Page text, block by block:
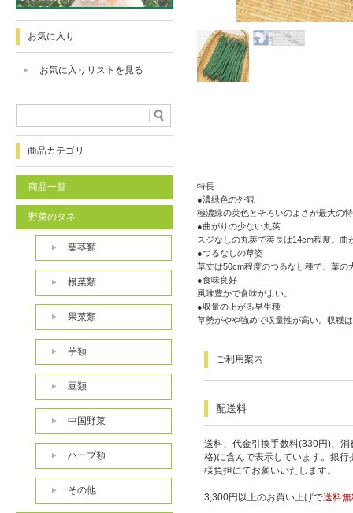
特長
●濃緑色の外観
極濃緑の莢色とそろいのよさが最大の
●曲がりの少ない丸莢
スジなしの丸莢で莢長は14cm程度。曲
●つるなしの草姿
草丈は50cm程度のつるなし種で、葉の
●食味良好
風味豊かで食味がよい。
●収量の上がる早生種
草勢がやや強めで収量性が高い。収穫
ご利用案内
配送料
送料、代金引換手数料(330円)、
格)に含んで表示しています。銀
様負担にてお願いいたします。
3,300円以上のお買い上げで送料
お気に入り
お気に入りリストを見る
商品カテゴリ
商品一覧
野菜のタネ
葉茎類
根菜類
果菜類
芋類
豆類
中国野菜
ハーブ類
その他